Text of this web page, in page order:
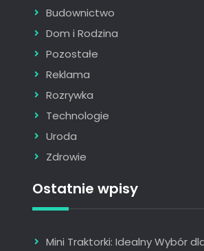
Budownictwo
Dom i Rodzina
Pozostałe
Reklama
Rozrywka
Technologie
Uroda
Zdrowie
Ostatnie wpisy
Mini Traktorki: Idealny Wybór